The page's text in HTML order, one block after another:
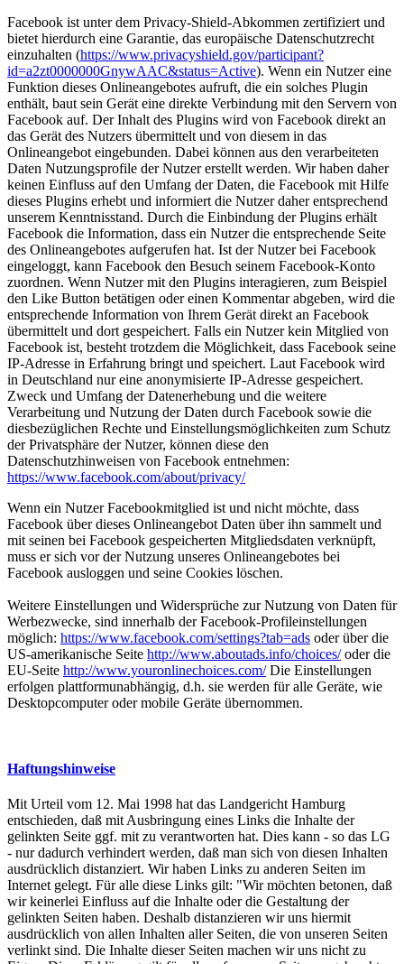
Facebook ist unter dem Privacy-Shield-Abkommen zertifiziert und
bietet hierdurch eine Garantie, das europäische Datenschutzrecht
einzuhalten (https://www.privacyshield.gov/participant?
id=a2zt0000000GnywAAC&status=Active). Wenn ein Nutzer eine
Funktion dieses Onlineangebotes aufruft, die ein solches Plugin
enthält, baut sein Gerät eine direkte Verbindung mit den Servern von
Facebook auf. Der Inhalt des Plugins wird von Facebook direkt an
das Gerät des Nutzers übermittelt und von diesem in das
Onlineangebot eingebunden. Dabei können aus den verarbeiteten
Daten Nutzungsprofile der Nutzer erstellt werden. Wir haben daher
keinen Einfluss auf den Umfang der Daten, die Facebook mit Hilfe
dieses Plugins erhebt und informiert die Nutzer daher entsprechend
unserem Kenntnisstand. Durch die Einbindung der Plugins erhält
Facebook die Information, dass ein Nutzer die entsprechende Seite
des Onlineangebotes aufgerufen hat. Ist der Nutzer bei Facebook
eingeloggt, kann Facebook den Besuch seinem Facebook-Konto
zuordnen. Wenn Nutzer mit den Plugins interagieren, zum Beispiel
den Like Button betätigen oder einen Kommentar abgeben, wird die
entsprechende Information von Ihrem Gerät direkt an Facebook
übermittelt und dort gespeichert. Falls ein Nutzer kein Mitglied von
Facebook ist, besteht trotzdem die Möglichkeit, dass Facebook seine
IP-Adresse in Erfahrung bringt und speichert. Laut Facebook wird
in Deutschland nur eine anonymisierte IP-Adresse gespeichert.
Zweck und Umfang der Datenerhebung und die weitere
Verarbeitung und Nutzung der Daten durch Facebook sowie die
diesbezüglichen Rechte und Einstellungsmöglichkeiten zum Schutz
der Privatsphäre der Nutzer, können diese den
Datenschutzhinweisen von Facebook entnehmen:
https://www.facebook.com/about/privacy/
Wenn ein Nutzer Facebookmitglied ist und nicht möchte, dass
Facebook über dieses Onlineangebot Daten über ihn sammelt und
mit seinen bei Facebook gespeicherten Mitgliedsdaten verknüpft,
muss er sich vor der Nutzung unseres Onlineangebotes bei
Facebook ausloggen und seine Cookies löschen.
Weitere Einstellungen und Widersprüche zur Nutzung von Daten für
Werbezwecke, sind innerhalb der Facebook-Profileinstellungen
möglich: https://www.facebook.com/settings?tab=ads oder über die
US-amerikanische Seite http://www.aboutads.info/choices/oder die
EU-Seite http://www.youronlinechoices.com/Die Einstellungen
erfolgen plattformunabhängig, d.h. sie werden für alle Geräte, wie
Desktopcomputer oder mobile Geräte übernommen.
Haftungshinweise
Mit Urteil vom 12. Mai 1998 hat das Landgericht Hamburg
entschieden, daß mit Ausbringung eines Links die Inhalte der
gelinkten Seite ggf. mit zu verantworten hat. Dies kann - so das LG
- nur dadurch verhindert werden, daß man sich von diesen Inhalten
ausdrücklich distanziert. Wir haben Links zu anderen Seiten im
Internet gelegt. Für alle diese Links gilt: "Wir möchten betonen, daß
wir keinerlei Einfluss auf die Inhalte oder die Gestaltung der
gelinkten Seiten haben. Deshalb distanzieren wir uns hiermit
ausdrücklich von allen Inhalten aller Seiten, die von unseren Seiten
verlinkt sind. Die Inhalte dieser Seiten machen wir uns nicht zu